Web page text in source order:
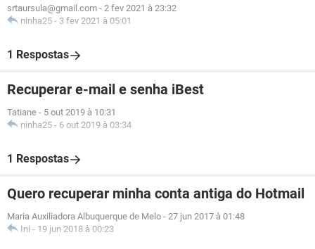
srtaursula@gmail.com - 2 fev 2021 à 23:32
ninha25 - 3 fev 2021 à 05:01
1 Respostas
Recuperar e-mail e senha iBest
Tatiane - 5 out 2019 à 10:31
ninha25 - 6 out 2019 à 03:34
1 Respostas
Quero recuperar minha conta antiga do Hotmail
Maria Auxiliadora Albuquerque de Melo - 27 jun 2017 à 01:48
Ini - 19 jun 2018 à 00:23